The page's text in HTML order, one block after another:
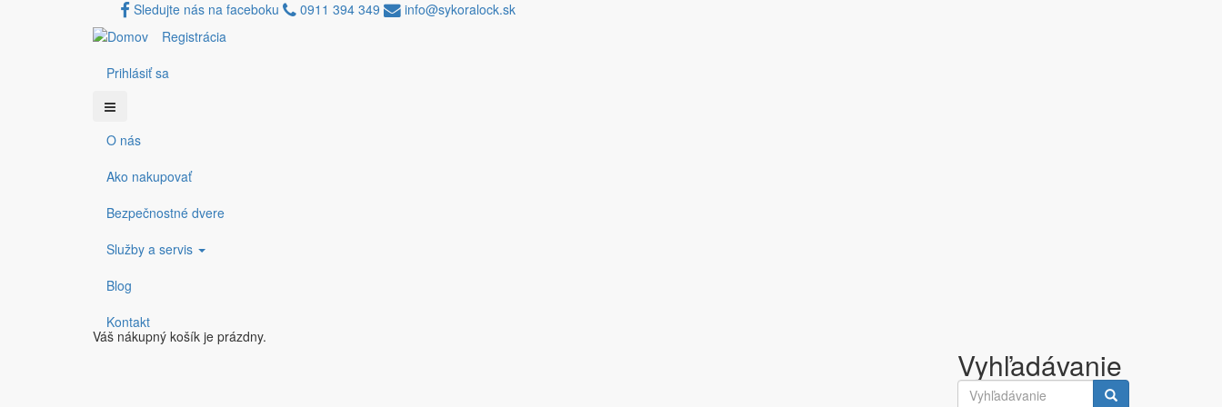
Skočiť na hlavný obsah
Sledujte nás na faceboku 0911 394 349
info@sykoralock.sk
Registrácia
Prihlásiť sa
O nás
Ako nakupovať
Bezpečnostné dvere
Služby a servis
Blog
Kontakt
Váš nákupný košík je prázdny.
Vyhľadávanie
Registrácia
Primárne
karty
Vytvoriť nový účet(aktívna karta)
Používateľské meno
E-mailová adresa